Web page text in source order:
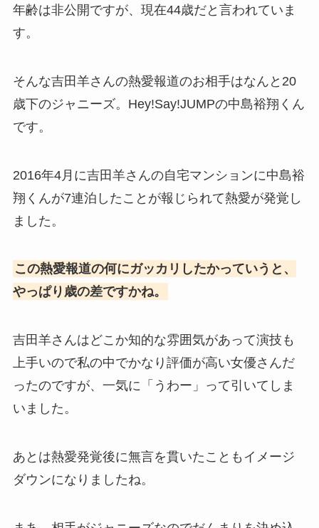
年齢は非公開ですが、現在44歳だと言われていま
す。
そんな吉田羊さんの熱愛報道のお相手はなんと20
歳下のジャニーズ。Hey!Say!JUMPの中島裕翔くん
です。
2016年4月に吉田羊さんの自宅マンションに中島裕
翔くんが7連泊したことが報じられて熱愛が発覚し
ました。
この熱愛報道の何にガッカリしたかっていうと、
やっぱり歳の差ですかね。
吉田羊さんはどこか知的な雰囲気があって演技も
上手いので私の中でかなり評価が高い女優さんだ
ったのですが、一気に「うわー」って引いてしま
いました。
あとは熱愛発覚後に無言を貫いたこともイメージ
ダウンになりましたね。